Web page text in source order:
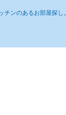
ンのあるお部屋探